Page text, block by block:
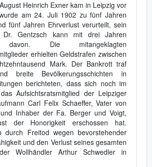
Heinrich Exner kam in Leipzig vor
am 24. Juli 1902 zu fünf Jahren
fünf Jahren Ehrverlust verurteilt, sein
Dr. Gentzsch kann mit drei Jahren
davon. Die mitangeklagten
erhielten Geldstrafen zwischen
Mark. Der Bankrott traf
breite Bevölkerungsschichten in
berichteten, dass sich noch im
Aufsichtsratsmitglied der Leipziger
Carl Felix Schaeffer, Vater von
Inhaber der Fa. Berger und Voigt,
der Honorigkeit erschossen hat.
durch Freitod wegen bevorstehender
und den Verlust seines gesamten
Wollhändler Arthur Schwedler in